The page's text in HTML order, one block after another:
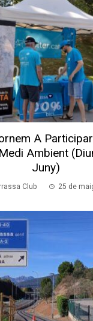
A
Ambient
Juny)
Club 25 de